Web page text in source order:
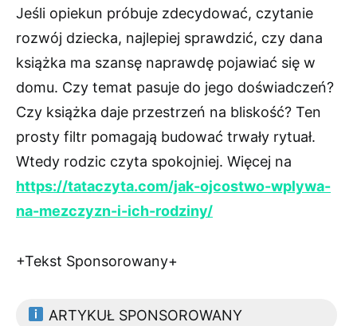
Jeśli opiekun próbuje zdecydować, czytanie
rozwój dziecka, najlepiej sprawdzić, czy dana
książka ma szansę naprawdę pojawiać się w
domu. Czy temat pasuje do jego doświadczeń?
Czy książka daje przestrzeń na bliskość? Ten
prosty filtr pomagają budować trwały rytuał.
Wtedy rodzic czyta spokojniej. Więcej na
https://tataczyta.com/jak-ojcostwo-wplywa-
na-mezczyzn-i-ich-rodziny/
+Tekst Sponsorowany+
ARTYKUŁ SPONSOROWANY